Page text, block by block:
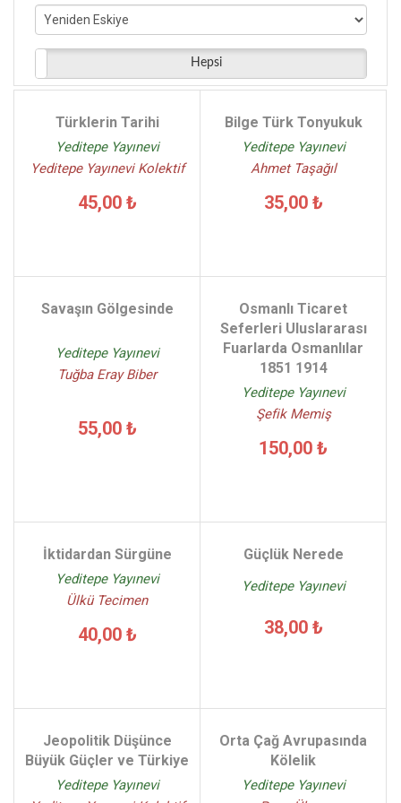
Vefa Kurban - (2)
Görgün Özcan - (2)
Hepsi
Türklerin Tarihi
Yeditepe Yayınevi
Yeditepe Yayınevi Kolektif
45,00 ₺
Bilge Türk Tonyukuk
Yeditepe Yayınevi
Ahmet Taşağıl
35,00 ₺
Savaşın Gölgesinde
Yeditepe Yayınevi
Tuğba Eray Biber
55,00 ₺
Osmanlı Ticaret
Seferleri Uluslararası
Fuarlarda Osmanlılar
1851 1914
Yeditepe Yayınevi
Şefik Memiş
150,00 ₺
İktidardan Sürgüne
Yeditepe Yayınevi
Ülkü Tecimen
40,00 ₺
Güçlük Nerede
Yeditepe Yayınevi
38,00 ₺
Jeopolitik Düşünce
Büyük Güçler ve Türkiye
Yeditepe Yayınevi
Orta Çağ Avrupasında
Kölelik
Yeditepe Yayınevi